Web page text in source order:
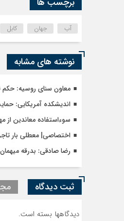
آب جهان کابل
نوشته های مشابه
معاون سنای روسیه: حکم
اندیشکده آمریکایی:
سوءاستفاده معاندین از
اختصاصی| معطلی بار
رضا صادقی: بدرقه
ثبت دیدگاه
دیدگاهها بسته است.